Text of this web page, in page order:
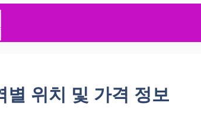
위치 및 가격 정보